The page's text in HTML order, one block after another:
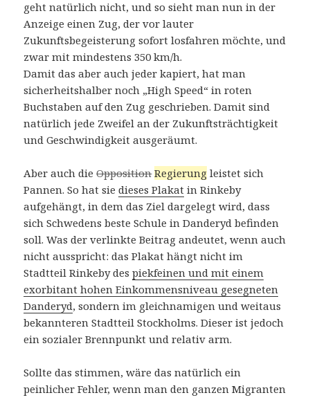
geht natürlich nicht, und so sieht man nun in der
Anzeige einen Zug, der vor lauter
Zukunftsbegeisterung sofort losfahren möchte, und
zwar mit mindestens 350 km/h.
Damit das aber auch jeder kapiert, hat man
sicherheitshalber noch „High Speed“ in roten
Buchstaben auf den Zug geschrieben. Damit sind
natürlich jede Zweifel an der Zukunftsträchtigkeit
und Geschwindigkeit ausgeräumt.
Aber auch dieOpposition Regierung leistet sich
Pannen. So hat siedieses Plakat in Rinkeby
aufgehängt, in dem das Ziel dargelegt wird, dass
sich Schwedens beste Schule in Danderyd befinden
soll. Was der verlinkte Beitrag andeutet, wenn auch
nicht ausspricht: das Plakat hängt nicht im
Stadtteil Rinkeby despiekfeinen und mit einem
exorbitant hohen Einkommensniveau gesegneten
Danderyd, sondern im gleichnamigen und weitaus
bekannteren Stadtteil Stockholms. Dieser ist jedoch
ein sozialer Brennpunkt und relativ arm.
Sollte das stimmen, wäre das natürlich ein
peinlicher Fehler, wenn man den ganzen Migranten